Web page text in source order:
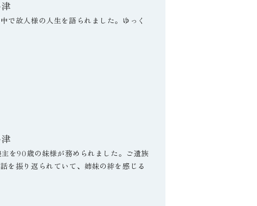
で故人様の人生を語られました。ゆっく
を90歳の妹様が務められました。ご遺族
を振り返られていて、姉妹の絆を感じる